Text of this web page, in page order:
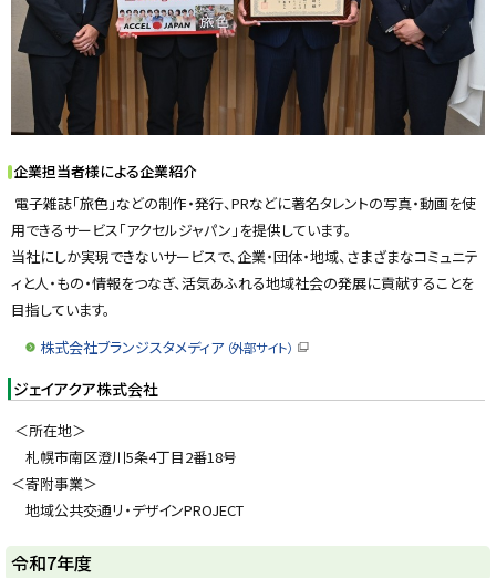
企業担当者様による企業紹介
電子雑誌「旅色」などの制作・発行、PRなどに著名タレントの写真・動画を使
用できるサービス「アクセルジャパン」を提供しています。
当社にしか実現できないサービスで、企業・団体・地域、さまざまなコミュニテ
ィと人・もの・情報をつなぎ、活気あふれる地域社会の発展に貢献することを
目指しています。
株式会社ブランジスタメディア （外部サイト）
ウ
）
ジェイアクア株式会社
＜所在地＞
札幌市南区澄川5条4丁目2番18号
＜寄附事業＞
地域公共交通リ・デザインPROJECT
ト
令和7年度